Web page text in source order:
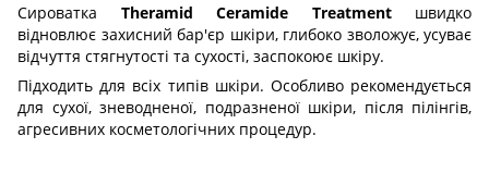
Сироватка Theramid Ceramide Treatmentшвидко
відновлює захисний бар'єр шкіри, глибоко зволожує, усуває
відчуття стягнутості та сухості, заспокоює шкіру.
Підходить для всіх типів шкіри. Особливо рекомендується
для сухої, зневодненої, подразненої шкіри, після пілінгів,
агресивних косметологічних процедур.